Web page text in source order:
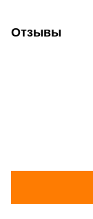
Отзывы